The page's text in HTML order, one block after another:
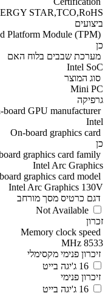
STAR,TCO,RoHS
ביצועים
Platform Module (TPM)
כן
מערכת שבבים בלוח האם
Intel SoC
סוג המוצר
Mini PC
גרפיקה
board GPU manufacturer
Intel
On-board graphics card
כן
graphics card family
Intel Arc Graphics
graphics card model
Intel Arc Graphics 130V
דגם כרטיס מסך מורחב
זכרון
Memory clock speed
8533 MHz
זיכרון פנימי מקסימלי
זיכרון פנימי